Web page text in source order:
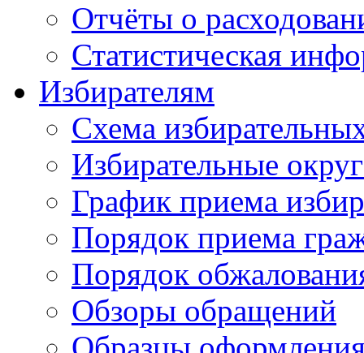
Отчёты о
Статистическая
Избирателям
Схема
Избирательные
График приема
Порядок приема
Порядок
Обзоры обращений